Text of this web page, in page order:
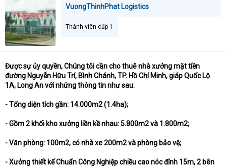
VuongThinhPhat Logistics
Thành viên cấp 1
Được sự ủy quyền, Chúng tôi cần cho thuê nhà xưởng mặt tiền
đường Nguyễn Hữu Trí, Bình Chánh, TP. Hồ Chí Minh, giáp Quốc Lộ
1A, Long An với những thông tin như sau:
- Tổng diện tích gần: 14.000m2 (1.4ha);
- Gồm 2 khối kho xưởng liền kề nhau: 5.800m2 và 1.800m2;
- Văn phòng: 100m2, có nhà xe 200m2 và phòng bảo vệ;
- Xưởng thiết kế Chuẩn Công Nghiệp chiều cao nóc đỉnh 15m, 2 bên